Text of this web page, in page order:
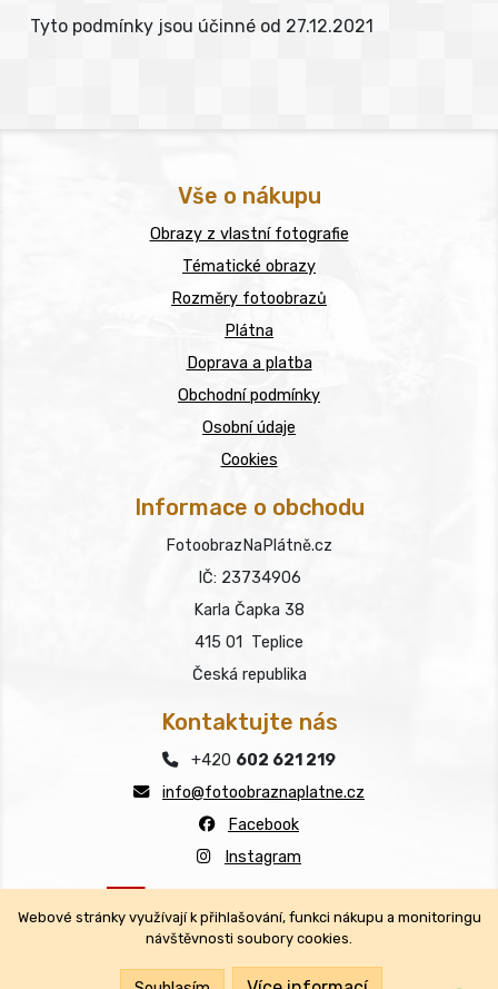
Tyto podmínky jsou účinné od 27.12.2021
Kontaktujte nás
+420 602 621 219
info@fotoobraznaplatne.cz
Facebook
Instagram
Všechna práva vyhrazena.
Vše o nákupu
Obrazy z vlastní fotografie
Tématické obrazy
Rozměry fotoobrazů
Plátna
Doprava a platba
Obchodní podmínky
Osobní údaje
Cookies
Informace o obchodu
FotoobrazNaPlátně.cz
IČ: 23734906
Karla Čapka 38
415 01 Teplice
Česká republika
Webové stránky využívají k přihlašování, funkci nákupu a monitoringu
návštěvnosti soubory cookies.